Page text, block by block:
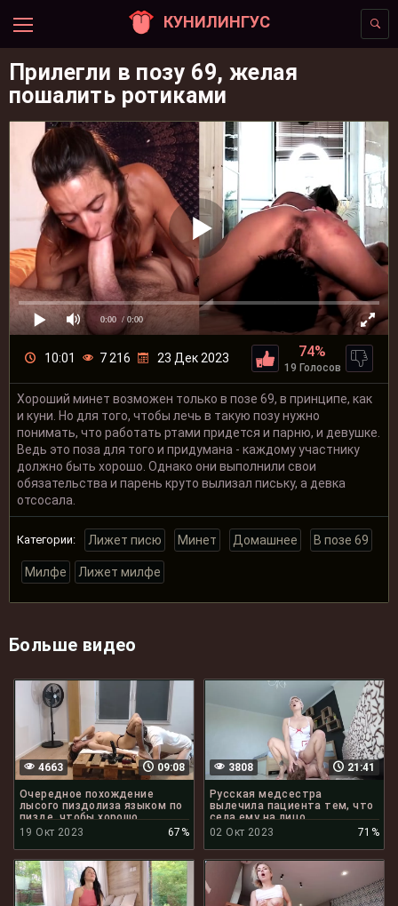
КУНИЛИНГУС
Прилегли в позу 69, желая
пошалить ротиками
0:00 / 0:00
10:01 7 216 23 Дек 2023 74%
19 Голосов
Хороший минет возможен только в позе 69, в принципе, как
и куни. Но для того, чтобы лечь в такую позу нужно
понимать, что работать ртами придется и парню, и девушке.
Ведь это поза для того и придумана - каждому участнику
должно быть хорошо. Однако они выполнили свои
обязательства и парень круто вылизал письку, а девка
отсосала.
Категории: Лижет писю Минет Домашнее В позе 69
Милфе Лижет милфе
Больше видео
09:08
4663
Очередное похождение
лысого пиздолиза языком по
пизде, чтобы хорошо
отлизать
19 Окт 2023 67%
21:41
3808
Русская медсестра
вылечила пациента тем, что
села ему на лицо
02 Окт 2023
71%